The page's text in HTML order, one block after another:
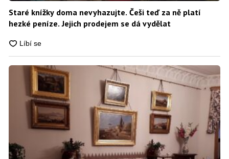
Staré knížky doma nevyhazujte. Češi teď za ně platí
hezké peníze. Jejich prodejem se dá vydělat